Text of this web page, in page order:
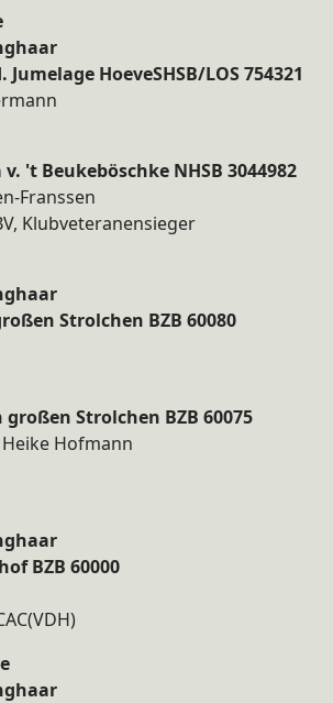
HoeveSHSB/LOS 754321
't Beukeböschke NHSB 3044982
Franssen
Klubveteranensieger
Strolchen BZB 60080
Strolchen BZB 60075
Hofmann
BZB 60000